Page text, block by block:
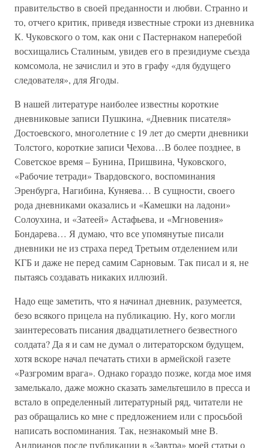
правительство в своей преданности и любви. Странно и
то, отчего критик, приведя известные строки из дневника
К. Чуковского о том, как они с Пастернаком наперебой
восхищались Сталиным, увидев его в президиуме съезда
комсомола, не зачислил и это в графу «для будущего
следователя», для Ягоды.
В нашей литературе наиболее известны короткие
дневниковые записи Пушкина, «Дневник писателя»
Достоевского, многолетние с 19 лет до смерти дневники
Толстого, короткие записи Чехова…В более позднее, в
Советское время – Бунина, Пришвина, Чуковского,
«Рабочие тетради» Твардовского, воспоминания
Эренбурга, Нагибина, Куняева… В сущности, своего
рода дневниками оказались и «Камешки на ладони»
Солоухина, и «Затеей» Астафьева, и «Мгновения»
Бондарева… Я думаю, что все упомянутые писали
дневники не из страха перед Третьим отделением или
КГБ и даже не перед самим Сарновым. Так писал и я, не
пытаясь создавать никаких иллюзий.
Надо еще заметить, что я начинал дневник, разумеется,
безо всякого прицела на публикацию. Ну, кого могли
заинтересовать писания двадцатилетнего безвестного
солдата? Да я и сам не думал о литераторском будущем,
хотя вскоре начал печатать стихи в армейской газете
«Разгромим врага». Однако гораздо позже, когда мое имя
замелькало, даже можно сказать замельтешило в пресса и
встало в определенный литературный ряд, читатели не
раз обращались ко мне с предложением или с просьбой
написать воспоминания. Так, незнакомый мне В.
Андрианов после публикации в «Завтра» моей статьи о